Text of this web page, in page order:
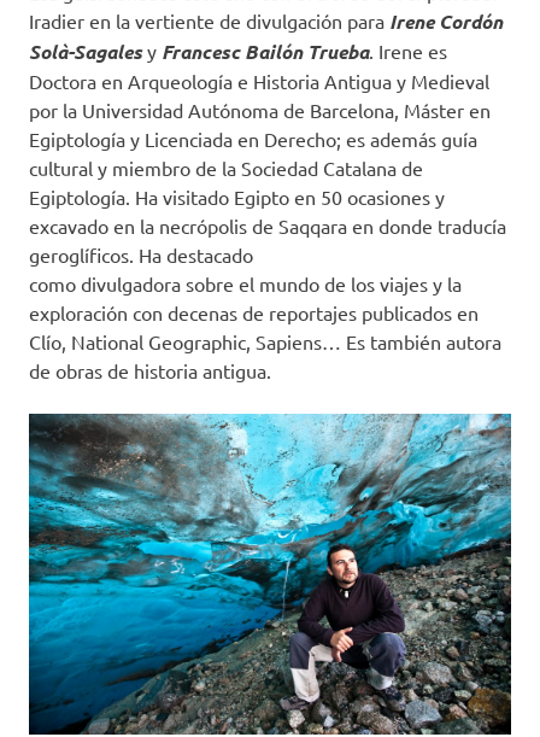
Iradier en la vertiente de divulgación para Irene Cordón
Solà-Sagalesy Francesc Bailón Trueba. Irene es
Doctora en Arqueología e Historia Antigua y Medieval
por la Universidad Autónoma de Barcelona, Máster en
Egiptología y Licenciada en Derecho; es además guía
cultural y miembro de la Sociedad Catalana de
Egiptología. Ha visitado Egipto en 50 ocasiones y
excavado en la necrópolis de Saqqara en donde traducía
geroglíficos. Ha destacado
como divulgadora sobre el mundo de los viajes y la
exploración con decenas de reportajes publicados en
Clío, National Geographic, Sapiens… Es también autora
de obras de historia antigua.